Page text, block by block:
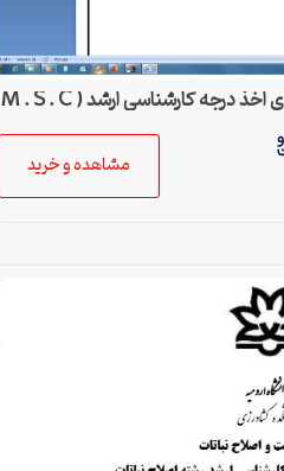
پايان نامه براي اخذ درجه کارشناسي ارشد ( M . S . C
مشاهده و خرید